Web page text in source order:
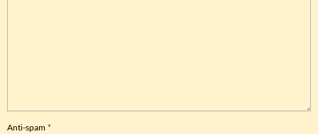
Anti-spam